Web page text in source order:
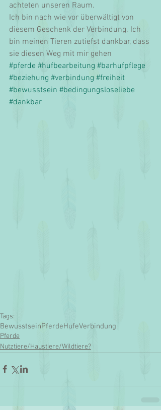
achteten unseren Raum.
Ich bin nach wie vor überwältigt von
diesem Geschenk der Verbindung. Ich
bin meinen Tieren zutiefst dankbar, dass
sie diesen Weg mit mir gehen
#pferde #hufbearbeitung #barhufpflege
#beziehung #verbindung #freiheit
#bewusstsein #bedingungsloseliebe
#dankbar
Tags:
BewusstseinPferdeHufeVerbindung
Pferde
Nutztiere/Haustiere/Wildtiere?